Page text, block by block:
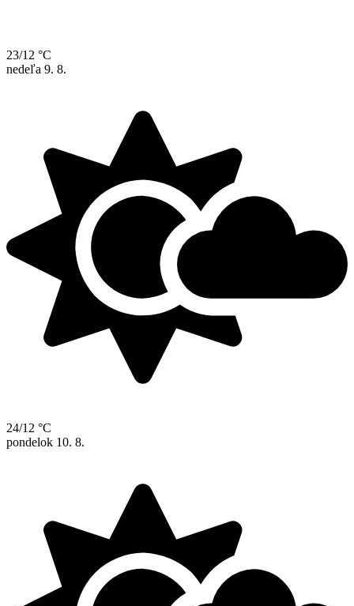
23/12 °C
nedeľa 9. 8.
24/12 °C
pondelok 10. 8.